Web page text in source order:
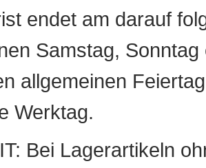
endet am darauf
Samstag,
allgemeinen
Werktag.
Bei Lagerartikeln